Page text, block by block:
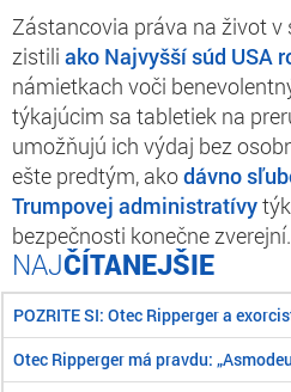
Zástancovia práva na život
zistili ako Najvyšší súd USA
námietkach voči
týkajúcim sa tabletiek na
umožňujú ich výdaj bez
ešte predtým, akodávno
Trumpovej administratívy
bezpečnosti konečne zverejní.
ČÍTANEJŠIE
POZRITE SI: Otec Ripperger a
Otec Ripperger má pravdu: